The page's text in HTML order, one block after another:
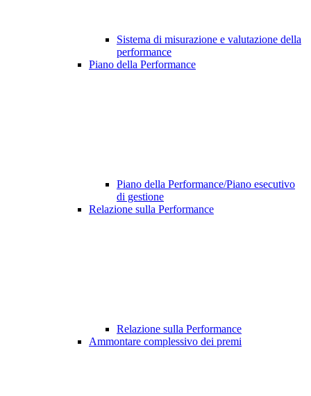
Sistema di misurazione e valutazione della
performance
Piano della Performance
Piano della Performance/Piano esecutivo
di gestione
Relazione sulla Performance
Relazione sulla Performance
Ammontare complessivo dei premi